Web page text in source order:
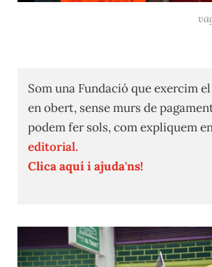
Som una Fundació que exercim
en obert, sense murs de
podem fer sols, com expliquem
editorial.
Clica aquí i ajuda'ns!